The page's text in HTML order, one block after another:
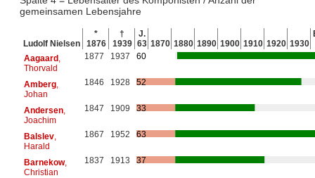
gemeinsamen Lebensjahre
Ludolf Nielsen
*
1876
†
1939
J.
63 1870 1880 1890 1900 1910 1920 1930
Aagaard,
Thorvald
1877 1937 60
Amberg,
Johan
1846 1928 52
Andersen,
Joachim
1847 1909 33
Balslev,
Harald
1867 1952 63
Barnekow,
Christian
1837 1913 37